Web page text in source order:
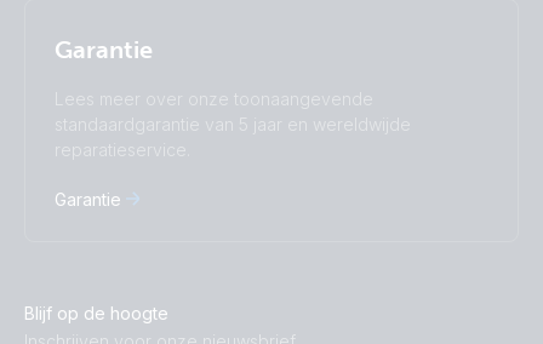
Garantie
Lees meer over onze toonaangevende
standaardgarantie van 5 jaar en wereldwijde
reparatieservice.
Garantie
Blijf op de hoogte